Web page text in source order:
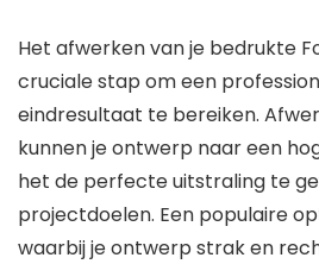
Het afwerken van je bedrukte
cruciale stap om een
eindresultaat te bereiken.
kunnen je ontwerp naar een
het de perfecte uitstraling te
projectdoelen. Een populaire
waarbij je ontwerp strak en